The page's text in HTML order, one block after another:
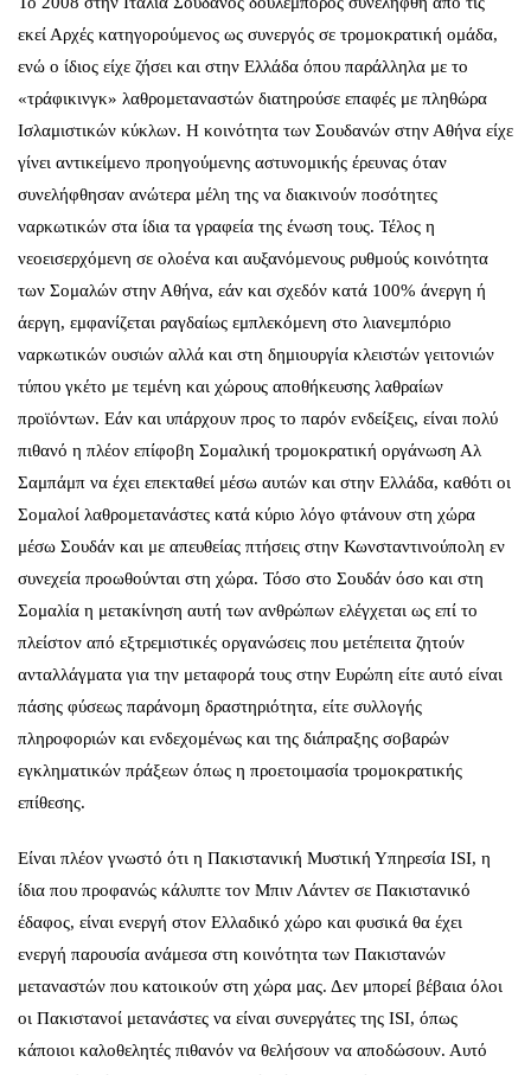
εκεί Αρχές κατηγορούμενος ως συνεργός σε τρομοκρατική ομάδα,
ενώ ο ίδιος είχε ζήσει και στην Ελλάδα όπου παράλληλα με το
«τράφικινγκ» λαθρομεταναστών διατηρούσε επαφές με πληθώρα
Ισλαμιστικών κύκλων. Η κοινότητα των Σουδανών στην Αθήνα είχε
γίνει αντικείμενο προηγούμενης αστυνομικής έρευνας όταν
συνελήφθησαν ανώτερα μέλη της να διακινούν ποσότητες
ναρκωτικών στα ίδια τα γραφεία της ένωση τους. Τέλος η
νεοεισερχόμενη σε ολοένα και αυξανόμενους ρυθμούς κοινότητα
των Σομαλών στην Αθήνα, εάν και σχεδόν κατά 100% άνεργη ή
άεργη, εμφανίζεται ραγδαίως εμπλεκόμενη στο λιανεμπόριο
ναρκωτικών ουσιών αλλά και στη δημιουργία κλειστών γειτονιών
τύπου γκέτο με τεμένη και χώρους αποθήκευσης λαθραίων
προϊόντων. Εάν και υπάρχουν προς το παρόν ενδείξεις, είναι πολύ
πιθανό η πλέον επίφοβη Σομαλική τρομοκρατική οργάνωση Αλ
Σαμπάμπ να έχει επεκταθεί μέσω αυτών και στην Ελλάδα, καθότι οι
Σομαλοί λαθρομετανάστες κατά κύριο λόγο φτάνουν στη χώρα
μέσω Σουδάν και με απευθείας πτήσεις στην Κωνσταντινούπολη εν
συνεχεία προωθούνται στη χώρα. Τόσο στο Σουδάν όσο και στη
Σομαλία η μετακίνηση αυτή των ανθρώπων ελέγχεται ως επί το
πλείστον από εξτρεμιστικές οργανώσεις που μετέπειτα ζητούν
ανταλλάγματα για την μεταφορά τους στην Ευρώπη είτε αυτό είναι
πάσης φύσεως παράνομη δραστηριότητα, είτε συλλογής
πληροφοριών και ενδεχομένως και της διάπραξης σοβαρών
εγκληματικών πράξεων όπως η προετοιμασία τρομοκρατικής
επίθεσης.
Είναι πλέον γνωστό ότι η Πακιστανική Μυστική Υπηρεσία ISI, η
ίδια που προφανώς κάλυπτε τον Μπιν Λάντεν σε Πακιστανικό
έδαφος, είναι ενεργή στον Ελλαδικό χώρο και φυσικά θα έχει
ενεργή παρουσία ανάμεσα στη κοινότητα των Πακιστανών
μεταναστών που κατοικούν στη χώρα μας. Δεν μπορεί βέβαια όλοι
οι Πακιστανοί μετανάστες να είναι συνεργάτες της ISI, όπως
κάποιοι καλοθελητές πιθανόν να θελήσουν να αποδώσουν. Αυτό